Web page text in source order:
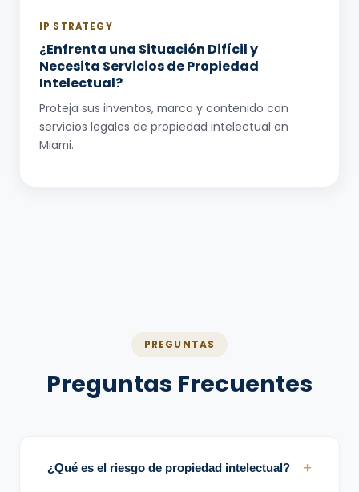
IP STRATEGY
¿Enfrenta una Situación Difícil y
Necesita Servicios de Propiedad
Intelectual?
Proteja sus inventos, marca y contenido con
servicios legales de propiedad intelectual en
Miami.
PREGUNTAS
Preguntas Frecuentes
¿Qué es el riesgo de propiedad intelectual? +